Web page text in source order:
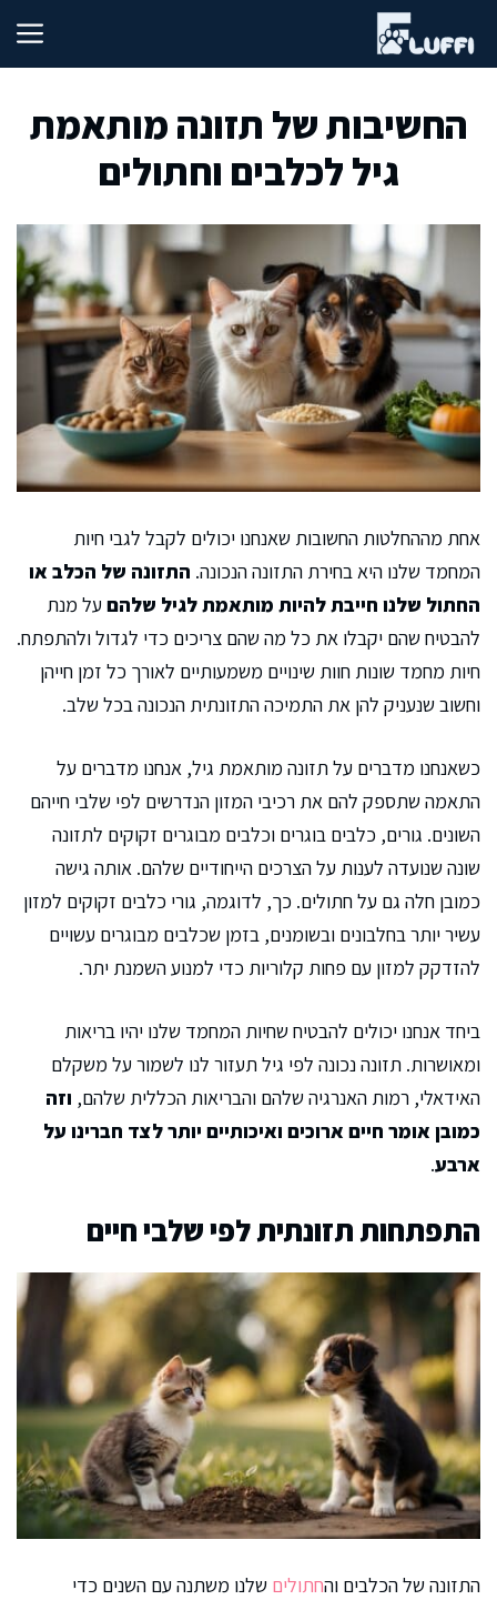
לתוכן
החשיבות של תזונה מותאמת
גיל לכלבים וחתולים
אחת מההחלטות החשובות שאנחנו יכולים לקבל לגבי חיות
המחמד שלנו היא בחירת התזונה הנכונה. התזונה של הכלב או
החתול שלנו חייבת להיות מותאמת לגיל שלהם על מנת
להבטיח שהם יקבלו את כל מה שהם צריכים כדי לגדול ולהתפתח.
חיות מחמד שונות חוות שינויים משמעותיים לאורך כל זמן חייהן
וחשוב שנעניק להן את התמיכה התזונתית הנכונה בכל שלב.
כשאנחנו מדברים על תזונה מותאמת גיל, אנחנו מדברים על
התאמה שתספק להם את רכיבי המזון הנדרשים לפי שלבי חייהם
השונים. גורים, כלבים בוגרים וכלבים מבוגרים זקוקים לתזונה
שונה שנועדה לענות על הצרכים הייחודיים שלהם. אותה גישה
כמובן חלה גם על חתולים. כך, לדוגמה, גורי כלבים זקוקים למזון
עשיר יותר בחלבונים ובשומנים, בזמן שכלבים מבוגרים עשויים
להזדקק למזון עם פחות קלוריות כדי למנוע השמנת יתר.
ביחד אנחנו יכולים להבטיח שחיות המחמד שלנו יהיו בריאות
ומאושרות. תזונה נכונה לפי גיל תעזור לנו לשמור על משקלם
האידאלי, רמות האנרגיה שלהם והבריאות הכללית שלהם, וזה
כמובן אומר חיים ארוכים ואיכותיים יותר לצד חברינו על
ארבע.
התפתחות תזונתית לפי שלבי חיים
התזונה של הכלבים והחתולים שלנו משתנה עם השנים כדי